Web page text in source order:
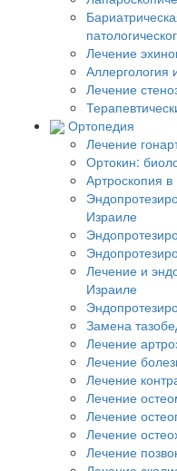
Лечение
Аллергология
Лечение
Ортопедия
Лечение
Ортокин:
Артроскопия
Израиле
Лечение и
Израиле
Замена
Лечение
Лечение
Лечение
Лечение
Лечение
Лечение
Лечение